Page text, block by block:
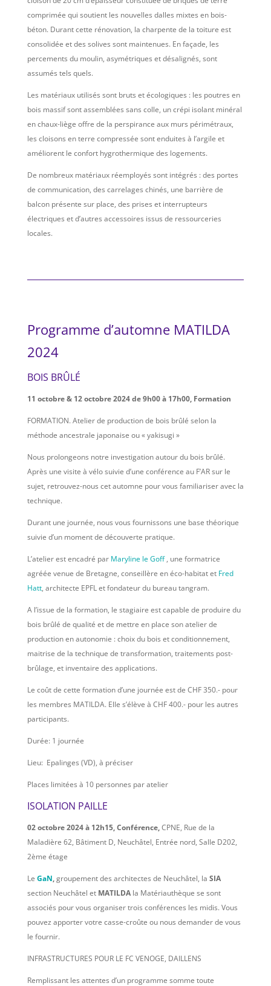
comprimée qui soutient les nouvelles dalles mixtes en bois-
béton. Durant cette rénovation, la charpente de la toiture est
consolidée et des solives sont maintenues. En façade, les
percements du moulin, asymétriques et désalignés, sont
assumés tels quels.
Les matériaux utilisés sont bruts et écologiques : les poutres en
bois massif sont assemblées sans colle, un crépi isolant minéral
en chaux-liège offre de la perspirance aux murs périmétraux,
les cloisons en terre compressée sont enduites à l’argile et
améliorent le confort hygrothermique des logements.
De nombreux matériaux réemployés sont intégrés : des portes
de communication, des carrelages chinés, une barrière de
balcon présente sur place, des prises et interrupteurs
électriques et d’autres accessoires issus de ressourceries
locales.
Programme d’automne MATILDA
2024
BOIS BRÛLÉ
11 octobre & 12 octobre 2024 de 9h00 à 17h00, Formation
FORMATION. Atelier de production de bois brûlé selon la
méthode ancestrale japonaise ou « yakisugi »
Nous prolongeons notre investigation autour du bois brûlé.
Après une visite à vélo suivie d’une conférence au F’AR sur le
sujet, retrouvez-nous cet automne pour vous familiariser avec la
technique.
Durant une journée, nous vous fournissons une base théorique
suivie d’un moment de découverte pratique.
L’atelier est encadré par Maryline le Goff , une formatrice
agréée venue de Bretagne, conseillère en éco-habitat et Fred
Hatt, architecte EPFL et fondateur du bureau tangram.
A l’issue de la formation, le stagiaire est capable de produire du
bois brûlé de qualité et de mettre en place son atelier de
production en autonomie : choix du bois et conditionnement,
maitrise de la technique de transformation, traitements post-
brûlage, et inventaire des applications.
Le coût de cette formation d’une journée est de CHF 350.- pour
les membres MATILDA. Elle s’élève à CHF 400.- pour les autres
participants.
Durée: 1 journée
Lieu: Epalinges (VD), à préciser
Places limitées à 10 personnes par atelier
ISOLATION PAILLE
02 octobre 2024 à 12h15, Conférence,CPNE, Rue de la
Maladière 62, Bâtiment D, Neuchâtel, Entrée nord, Salle D202,
2ème étage
Le GaN,groupement des architectes de Neuchâtel, la SIA
section Neuchâtel et MATILDAla Matériauthèque se sont
associés pour vous organiser trois conférences les midis. Vous
pouvez apporter votre casse-croûte ou nous demander de vous
le fournir.
INFRASTRUCTURES POUR LE FC VENOGE, DAILLENS
Remplissant les attentes d’un programme somme toute